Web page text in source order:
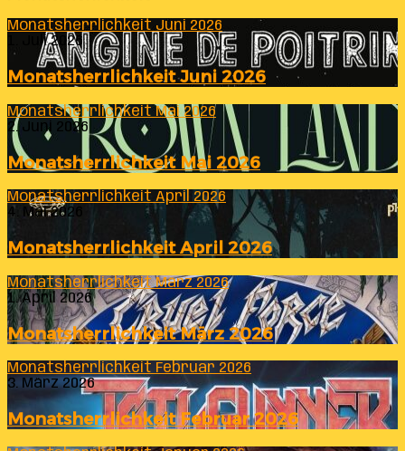
Monatsherrlichkeit Juni 2026
1. Juli 2026
Monatsherrlichkeit Juni 2026
Monatsherrlichkeit Mai 2026
2. Juni 2026
Monatsherrlichkeit Mai 2026
Monatsherrlichkeit April 2026
4. Mai 2026
Monatsherrlichkeit April 2026
Monatsherrlichkeit März 2026
1. April 2026
Monatsherrlichkeit März 2026
Monatsherrlichkeit Februar 2026
3. März 2026
Monatsherrlichkeit Februar 2026